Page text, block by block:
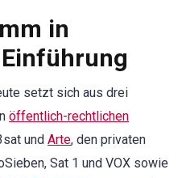
in
setzt sich aus drei
öffentlich-rechtlichen
und Arte, den privaten
Sat 1 und VOX sowie